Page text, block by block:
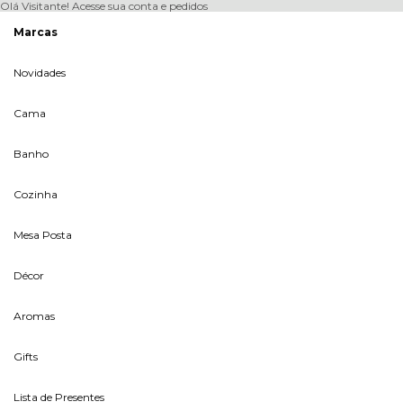
Olá Visitante! Acesse sua conta e pedidos
Marcas
Novidades
Cama
Banho
Cozinha
Mesa Posta
Décor
Aromas
Gifts
Lista de Presentes